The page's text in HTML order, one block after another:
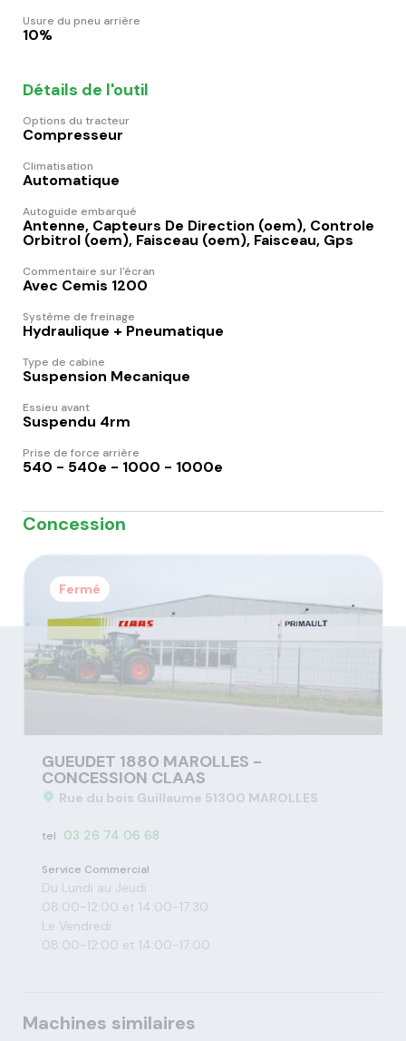
Usure du pneu arrière
10%
Détails de l'outil
Options du tracteur
Compresseur
Climatisation
Automatique
Autoguide embarqué
Antenne, Capteurs De Direction (oem), Controle
Orbitrol (oem), Faisceau (oem), Faisceau, Gps
Commentaire sur l'écran
Avec Cemis 1200
Système de freinage
Hydraulique + Pneumatique
Type de cabine
Suspension Mecanique
Essieu avant
Suspendu 4rm
Prise de force arrière
540 - 540e - 1000 - 1000e
Concession
Fermé
GUEUDET 1880 MAROLLES -
CONCESSION CLAAS
Rue du bois Guillaume 51300 MAROLLES
tel 03 26 74 06 68
Service Commercial
Du Lundi au Jeudi :
08:00-12:00 et 14:00-17:30
Le Vendredi :
08:00-12:00 et 14:00-17:00
Machines similaires